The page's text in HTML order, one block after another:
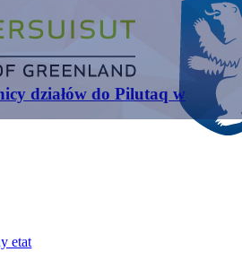
działów do Pilutaq w
etat